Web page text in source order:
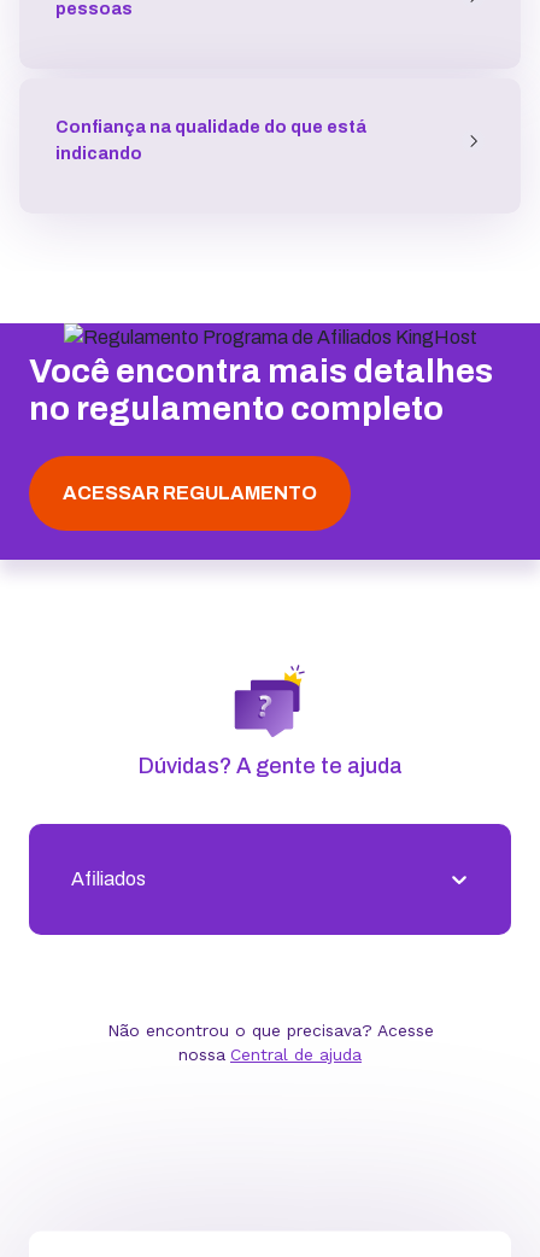
pessoas
Confiança na qualidade do que está
indicando
Você encontra mais detalhes
no regulamento completo
ACESSAR REGULAMENTO
Receba nossas novidades
Fique por dentro dos últimos conteúdos que